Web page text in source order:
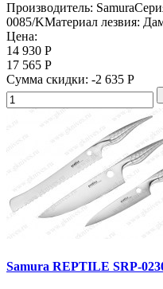
Производитель:
0085/KМатериал лезвия:
Цена:
14 930 Р
17 565 Р
Сумма скидки: -2 635 Р
Samura REPTILE SRP-